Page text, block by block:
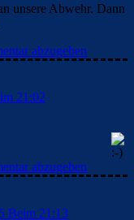
unsere Abwehr. Dann
abzugeben
21:02
abzugeben
Beim 21:13